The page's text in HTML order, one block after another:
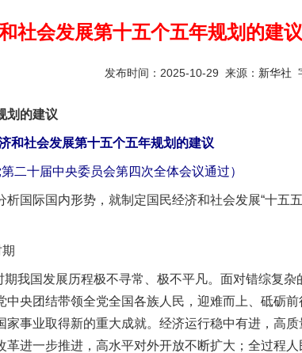
社会发展第十五个五年规划的建议
发布时间：2025-10-29 来源： 新华社
划的建议
和社会发展第十五个五年规划的建议
二十届中央委员会第四次全体会议通过）
际国内形势，就制定国民经济和社会发展“十五
我国发展历程极不寻常、极不平凡。面对错综复杂
央团结带领全党全国各族人民，迎难而上、砥砺
事业取得新的重大成就。经济运行稳中有进，高质
进一步推进，高水平对外开放不断扩大；全过程